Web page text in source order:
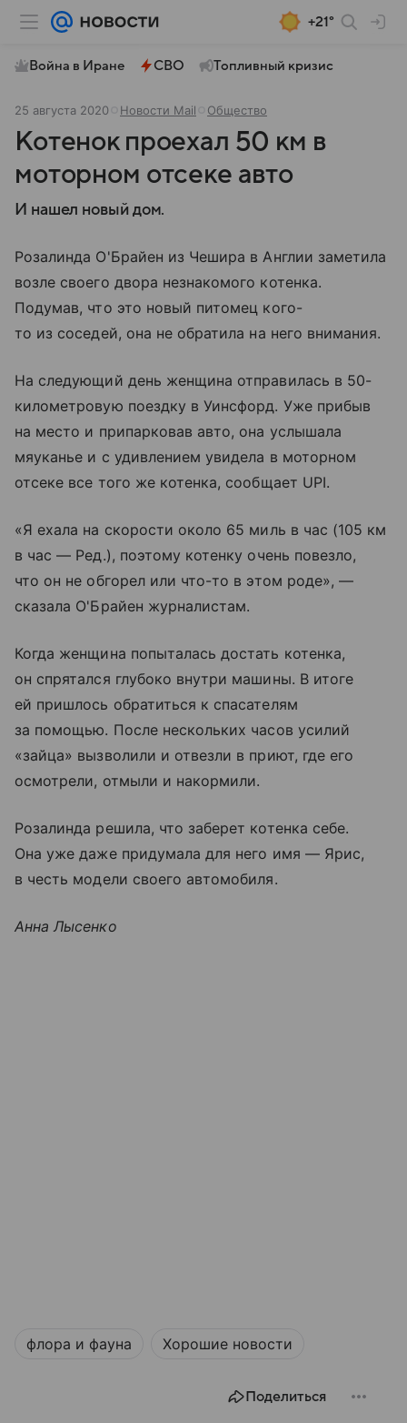
+21°
Война в Иране СВО Топливный кризис
25 августа 2020 Новости Mail Общество
Котенок проехал 50 км в
моторном отсеке авто
И нашел новый дом.
Розалинда О'Брайен из Чешира в Англии заметила
возле своего двора незнакомого котенка.
Подумав, что это новый питомец кого-
то из соседей, она не обратила на него внимания.
На следующий день женщина отправилась в 50-
километровую поездку в Уинсфорд. Уже прибыв
на место и припарковав авто, она услышала
мяуканье и с удивлением увидела в моторном
отсеке все того же котенка, сообщает UPI.
«Я ехала на скорости около 65 миль в час (105 км
в час — Ред.), поэтому котенку очень повезло,
что он не обгорел или что-то в этом роде», —
сказала О'Брайен журналистам.
Когда женщина попыталась достать котенка,
он спрятался глубоко внутри машины. В итоге
ей пришлось обратиться к спасателям
за помощью. После нескольких часов усилий
«зайца» вызволили и отвезли в приют, где его
осмотрели, отмыли и накормили.
Розалинда решила, что заберет котенка себе.
Она уже даже придумала для него имя — Ярис,
в честь модели своего автомобиля.
Анна Лысенко
флора и фауна Хорошие новости
Поделиться